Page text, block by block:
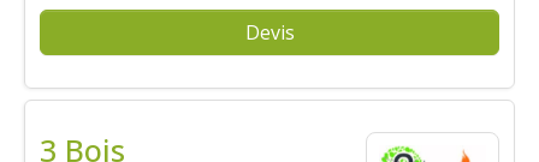
Devis
3 Bois